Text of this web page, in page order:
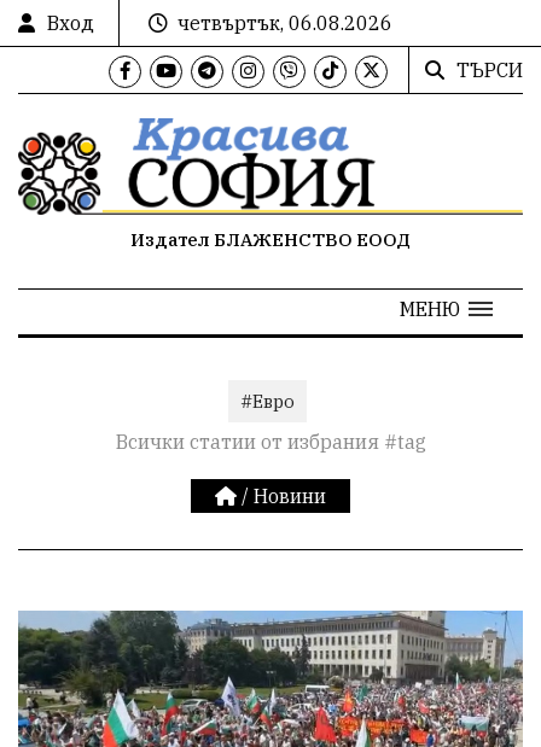
Вход
четвъртък, 06.08.2026
ТЪРСИ
Издател БЛАЖЕНСТВО ЕООД
МЕНЮ
#Евро
Всички статии от избрания #tag
/ Новини